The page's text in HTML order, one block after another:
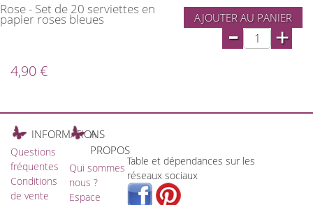
Rose - Set de 20 serviettes en
papier roses bleues AJOUTER AU PANIER
- +
4,90 €
INFORMATIONS
Questions
fréquentes
Conditions
de vente
A
PROPOS
Qui sommes
nous ?
Espace
Table et dépendances sur les
réseaux sociaux